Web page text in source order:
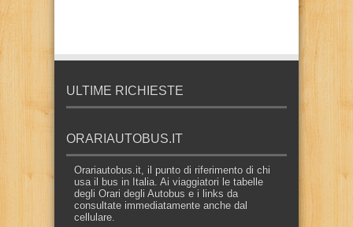
ULTIME RICHIESTE
ORARIAUTOBUS.IT
Orariautobus.it, il punto di riferimento di chi
usa il bus in Italia. Ai viaggiatori le tabelle
degli Orari degli Autobus e i links da
consultate immediatamente anche dal
cellulare.